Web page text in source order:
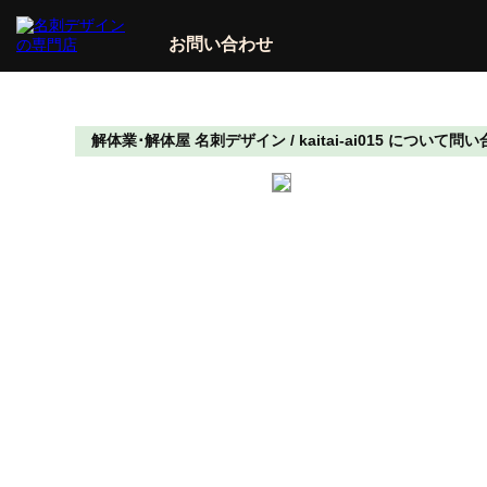
お問い合わせ
解体業･解体屋 名刺デザイン / kaitai-ai015 について問い